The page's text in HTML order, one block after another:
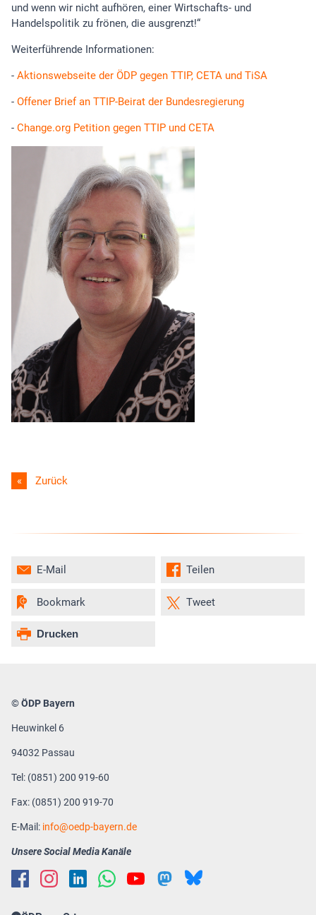
und wenn wir nicht aufhören, einer Wirtschafts- und
Handelspolitik zu frönen, die ausgrenzt!“
Weiterführende Informationen:
- Aktionswebseite der ÖDP gegen TTIP, CETA und TiSA
- Offener Brief an TTIP-Beirat der Bundesregierung
- Change.org Petition gegen TTIP und CETA
Zurück
Teilen
Tweet
E-Mail
Bookmark
Drucken
© ÖDP Bayern
Heuwinkel 6
94032 Passau
Tel: (0851) 200 919-60
Fax: (0851) 200 919-70
E-Mail: info oedp-bayern.de
Unsere Social Media Kanäle